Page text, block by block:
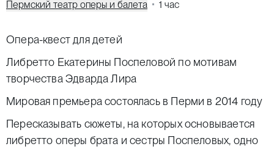
Пермский театр оперы и балета 1 час
Опера-квест для детей
Либретто Екатерины Поспеловой по мотивам
творчества Эдварда Лира
Мировая премьера состоялась в Перми в 2014 году
Пересказывать сюжеты, на которых основывается
либретто оперы брата и сестры Поспеловых, одно